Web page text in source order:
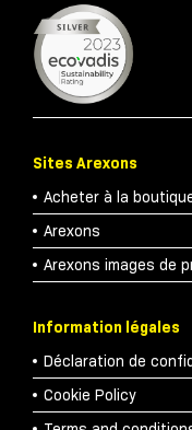
Sites Arexons
Acheter à la
Arexons
Arexons images de
Information légales
Déclaration de
Cookie Policy